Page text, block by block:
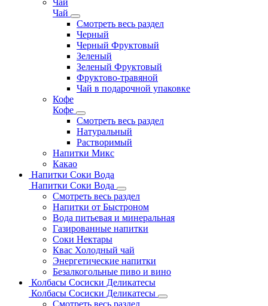
Чай
Чай
Смотреть весь раздел
Черный
Черный Фруктовый
Зеленый
Зеленый Фруктовый
Фруктово-травяной
Чай в подарочной упаковке
Кофе
Кофе
Смотреть весь раздел
Натуральный
Растворимый
Напитки Микс
Какао
Напитки Соки Вода
Напитки Соки Вода
Смотреть весь раздел
Напитки от Быстроном
Вода питьевая и минеральная
Газированные напитки
Соки Нектары
Квас Холодный чай
Энергетические напитки
Безалкогольные пиво и вино
Колбасы Сосиски Деликатесы
Колбасы Сосиски Деликатесы
Смотреть весь раздел